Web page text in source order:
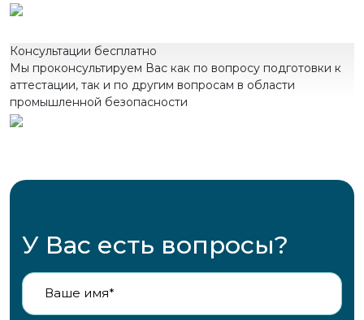
Консультации бесплатно
Мы проконсультируем Вас как по вопросу подготовки к
аттестации, так и по другим вопросам в области
промышленной безопасности
У Вас есть вопросы?
Ваше имя*